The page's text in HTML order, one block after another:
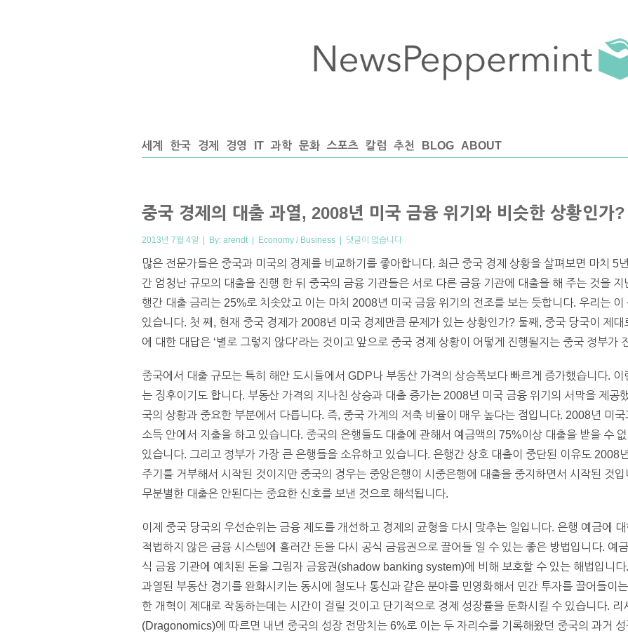
세계 한국 경제 경영 IT 과학 문화 스포츠 칼럼 추천 BLOG ABOUT
중국 경제의 대출 과열, 2008년 미국 금융 위기와 비슷한 상황인가?
2013년 7월 4일 | By: arendt| Economy / Business | 댓글이 없습니다
많은 전문가들은 중국과 미국의 경제를 비교하기를 좋아합니다. 최근 중국 경제 상황을 살펴보면 마치 5
간 엄청난 규모의 대출을 진행 한 뒤 중국의 금융 기관들은 서로 다른 금융 기관에 대출을 해 주는 것을
행간 대출 금리는 25%로 치솟았고 이는 마치 2008년 미국 금융 위기의 전조를 보는 듯합니다. 우리는
있습니다. 첫 째, 현재 중국 경제가 2008년 미국 경제만큼 문제가 있는 상황인가? 둘째, 중국 당국이 제
에 대한 대답은 ‘별로 그렇지 않다’라는 것이고 앞으로 중국 경제 상황이 어떻게 진행될지는 중국 정부가
중국에서 대출 규모는 특히 해안 도시들에서 GDP나 부동산 가격의 상승폭보다 빠르게 증가했습니다. 이
는 징후이기도 합니다. 부동산 가격의 지나친 상승과 대출 증가는 2008년 미국 금융 위기의 서막을 제공
국의 상황과 중요한 부분에서 다릅니다. 즉, 중국 가계의 저축 비율이 매우 높다는 점입니다. 2008년 미
소득 안에서 지출을 하고 있습니다. 중국의 은행들도 대출에 관해서 예금액의 75%이상 대출을 받을 수
있습니다. 그리고 정부가 가장 큰 은행들을 소유하고 있습니다. 은행간 상호 대출이 중단된 이유도 2008
주기를 거부해서 시작된 것이지만 중국의 경우는 중앙은행이 시중은행에 대출을 중지하면서 시작된 것
무분별한 대출은 안된다는 중요한 신호를 보낸 것으로 해석됩니다.
이제 중국 당국의 우선순위는 금융 제도를 개선하고 경제의 균형을 다시 맞추는 일입니다. 은행 예금에
적법하지 않은 금융 시스템에 흘러간 돈을 다시 공식 금융권으로 끌어들 일 수 있는 좋은 방법입니다. 예
식 금융 기관에 예치된 돈을 그림자 금융권(shadow banking system)에 비해 보호할 수 있는 해법입니
과열된 부동산 경기를 완화시키는 동시에 철도나 통신과 같은 분야를 민영화해서 민간 투자를 끌어들이
한 개혁이 제대로 작동하는데는 시간이 걸릴 것이고 단기적으로 경제 성장률을 둔화시킬 수 있습니다. 리
(Dragonomics)에 따르면 내년 중국의 성장 전망치는 6%로 이는 두 자리수를 기록해왔던 중국의 과거 성